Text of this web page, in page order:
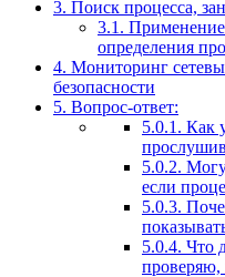
3. Поиск процесса,
3.1.
определения
4. Мониторинг
безопасности
5. Вопрос-ответ:
5.0.1. Как
5.0.2.
если
5.0.3.
5.0.4. Что
проверяю,